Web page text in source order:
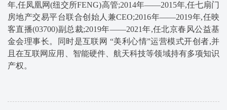
年,任凤凰网(纽交所FENG)高管;2014年——2015年,任七扇门
房地产交易平台联合创始人兼CEO;2016年——2019年,任映
客直播(03700)副总裁;2019年——2021年,任北京春风公益基
金会理事长。同时是互联网 “美利心情”运营模式开创者,并
且在互联网应用、智能硬件、航天科技等领域持有多项知识
产权。